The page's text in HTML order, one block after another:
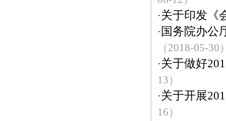
·关于印发《
· 国务院办公
（2018-05-30
·关于做好
13）
·关于开展
16）